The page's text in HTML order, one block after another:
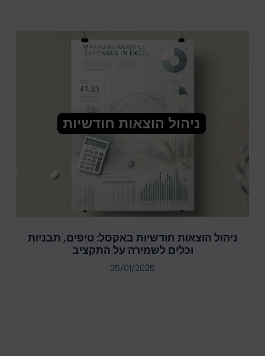
ניהול הוצאות חודשיות באקסל: טיפים, תבניות
וכלים לשמירה על התקציב
25/01/2025